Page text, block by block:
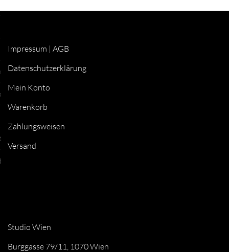
Impressum | AGB
Datenschutzerklärung
Mein Konto
Warenkorb
Zahlungsweisen
Versand
Studio Wien
Burggasse 79/11, 1070 Wien